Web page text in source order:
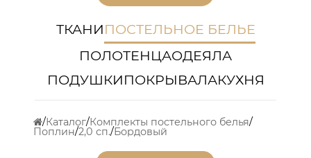
ТКАНИПОСТЕЛЬНОЕ БЕЛЬЕ
ПОЛОТЕНЦАОДЕЯЛА
ПОДУШКИПОКРЫВАЛАКУХНЯ
Каталог Комплекты постельного белья
Поплин 2,0 сп. Бордовый